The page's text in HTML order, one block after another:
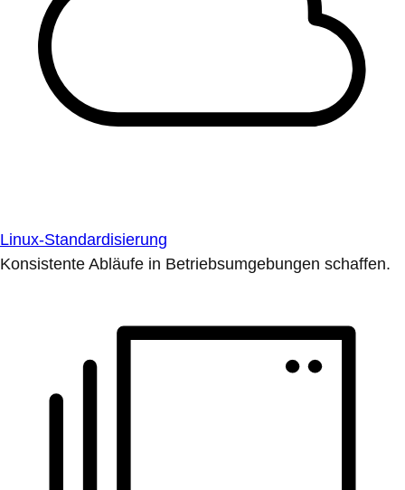
Linux-Standardisierung
Konsistente Abläufe in Betriebsumgebungen schaffen.